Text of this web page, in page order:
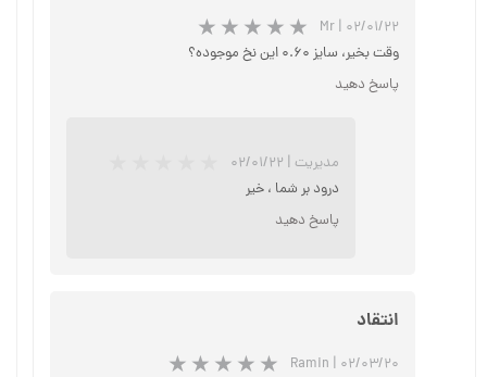
Mr | ۰۲/۰۱/۲۲
وقت بخیر، سایز ۰.۶۰ این نخ موجوده؟
پاسخ دهید
مدیریت | ۰۲/۰۱/۲۲
درود بر شما ، خیر
پاسخ دهید
انتقاد
Ramin | ۰۲/۰۳/۲۰